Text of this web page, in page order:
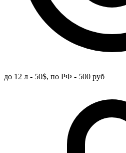
до 12 л - 50$, по РФ - 500 руб